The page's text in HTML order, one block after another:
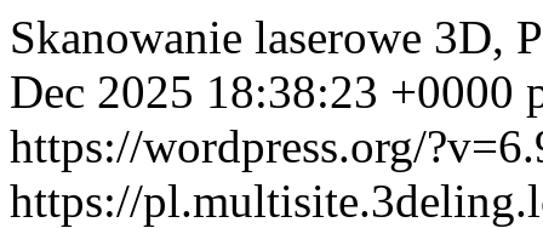
Skanowanie laserowe 3D,
Dec 2025 18:38:23 +0000
https://wordpress.org/
https://